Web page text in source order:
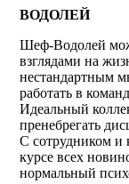
ВОДОЛЕЙ
Шеф-Водолей
взглядами на
нестандартным
работать в
Идеальный
пренебрегать
С сотрудником и
курсе всех
нормальный